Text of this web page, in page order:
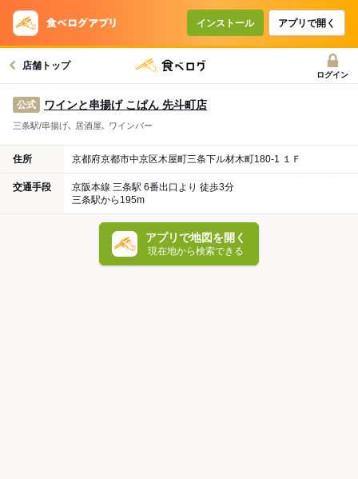
インストール アプリで開く
店舗トップ
ログイン
公式 ワインと串揚げ こぱん 先斗町店
三条駅/串揚げ､ 居酒屋､ ワインバー
住所 京都府京都市中京区木屋町三条下ル材木町180-1 １Ｆ
交通手段
京阪本線 三条駅 6番出口より 徒歩3分
三条駅から195m
アプリで地図を開く
現在地から検索できる